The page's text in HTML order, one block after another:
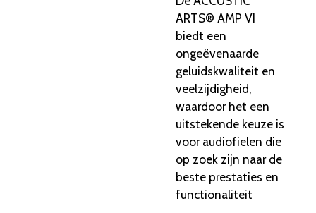
ARTS® AMP VI
biedt een
ongeëvenaarde
geluidskwaliteit en
veelzijdigheid,
waardoor het een
uitstekende keuze is
voor audiofielen die
op zoek zijn naar de
beste prestaties en
functionaliteit